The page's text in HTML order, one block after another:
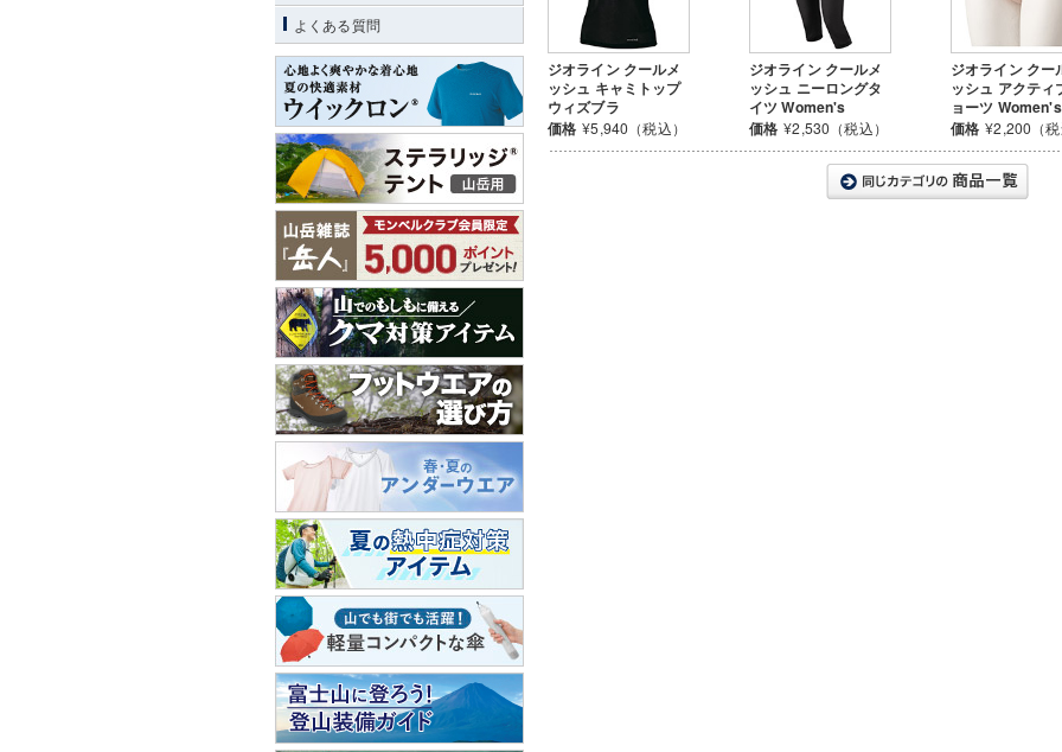
ジオライン クールメ
ッシュ キャミトップ
ウィズブラ
価格 ¥5,940（税込）
ジオライン クールメ
ッシュ ニーロングタ
イツ Women's
価格 ¥2,530（税込）
ジオライン クー
ッシュ アクティ
ョーツ Women's
価格 ¥2,200（
よくある質問